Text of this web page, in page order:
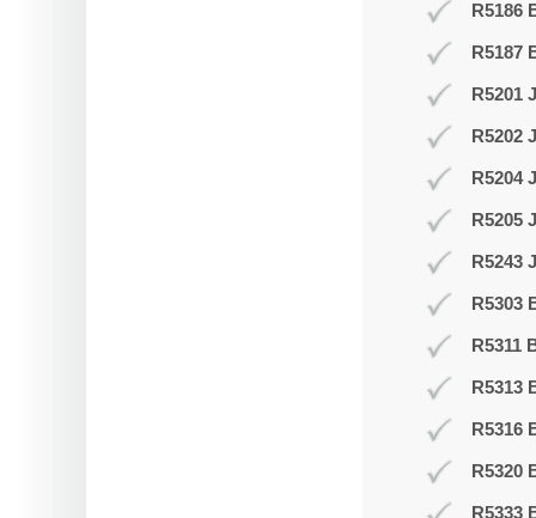
R5186
R5187
R5201
R5202
R5204
R5205
R5243
R5303
R5311
R5313
R5316
R5320
R5333